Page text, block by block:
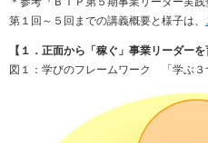
第１回～５回までの講義概要と様子は、
【１．正面から「稼ぐ」事業リーダー
図１：学びのフレームワーク 「学ぶ３